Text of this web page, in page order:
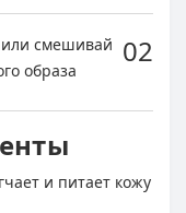
или смешивай
образа
02
и питает кожу